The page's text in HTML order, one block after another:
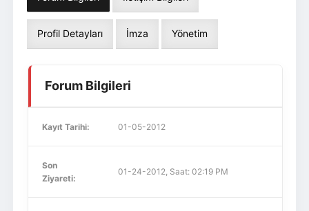
Profil Detayları İmza Yönetim
Forum Bilgileri
Kayıt Tarihi: 01-05-2012
Son
Ziyareti:
01-24-2012, Saat: 02:19 PM